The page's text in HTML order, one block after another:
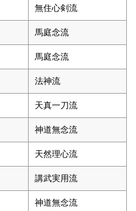
無住心剣流
馬庭念流
馬庭念流
法神流
天真一刀流
神道無念流
天然理心流
講武実用流
神道無念流